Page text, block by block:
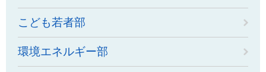
こども若者部
環境エネルギー部